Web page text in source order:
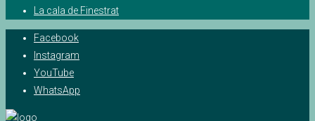
La cala de Finestrat
Facebook
Instagram
YouTube
WhatsApp